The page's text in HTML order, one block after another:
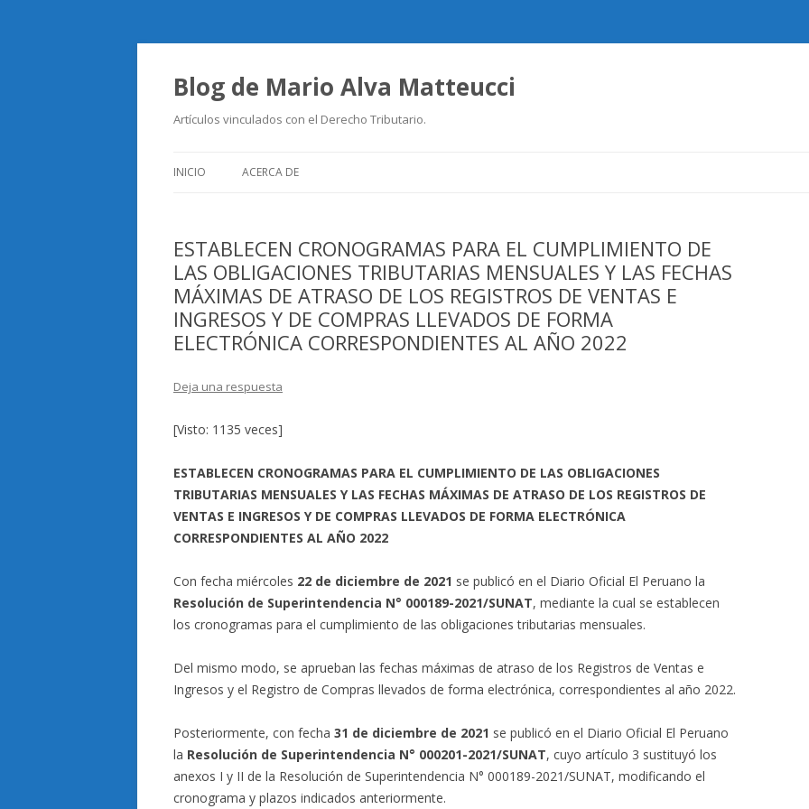
Blog de Mario Alva Matteucci
Artículos vinculados con el Derecho Tributario.
INICIO ACERCA DE
ESTABLECEN CRONOGRAMAS PARA EL CUMPLIMIENTO DE
LAS OBLIGACIONES TRIBUTARIAS MENSUALES Y LAS FECHAS
MÁXIMAS DE ATRASO DE LOS REGISTROS DE VENTAS E
INGRESOS Y DE COMPRAS LLEVADOS DE FORMA
ELECTRÓNICA CORRESPONDIENTES AL AÑO 2022
Deja una respuesta
[Visto: 1135 veces]
ESTABLECEN CRONOGRAMAS PARA EL CUMPLIMIENTO DE LAS OBLIGACIONES
TRIBUTARIAS MENSUALES Y LAS FECHAS MÁXIMAS DE ATRASO DE LOS REGISTROS DE
VENTAS E INGRESOS Y DE COMPRAS LLEVADOS DE FORMA ELECTRÓNICA
CORRESPONDIENTES AL AÑO 2022
Con fecha miércoles 22 de diciembre de 2021 se publicó en el Diario Oficial El Peruano la
Resolución de Superintendencia N° 000189-2021/SUNAT, mediante la cual se establecen
los cronogramas para el cumplimiento de las obligaciones tributarias mensuales.
Del mismo modo, se aprueban las fechas máximas de atraso de los Registros de Ventas e
Ingresos y el Registro de Compras llevados de forma electrónica, correspondientes al año 2022.
Posteriormente, con fecha 31 de diciembre de 2021 se publicó en el Diario Oficial El Peruano
la Resolución de Superintendencia N° 000201-2021/SUNAT, cuyo artículo 3 sustituyó los
anexos I y II de la Resolución de Superintendencia N° 000189-2021/SUNAT, modificando el
cronograma y plazos indicados anteriormente.